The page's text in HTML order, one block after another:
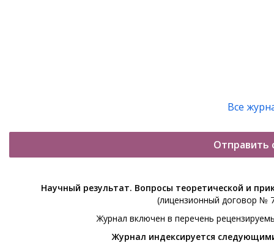
Все
Отправить
Научный результат. Вопросы теоретической и
(лицензионный договор №
Журнал включен в перечень
Журнал индексируется